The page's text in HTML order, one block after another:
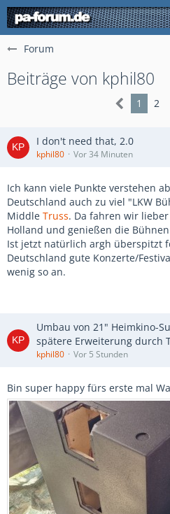
Forum
Beiträge von kphil80
1 2
I don't need that, 2.0
kphil80 Vor 34 Minuten
Ich kann viele Punkte verstehen
Deutschland auch zu viel "LKW
Middle Truss. Da fahren wir
Holland und genießen die
Ist jetzt natürlich argh überspitzt
Deutschland gute Konzerte/
wenig so an.
Umbau von 21" Heimkino-
spätere Erweiterung durch
kphil80 Vor 5 Stunden
Bin super happy fürs erste mal